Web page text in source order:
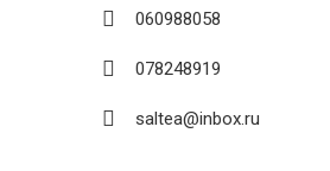
060988058
078248919
saltea@inbox.ru